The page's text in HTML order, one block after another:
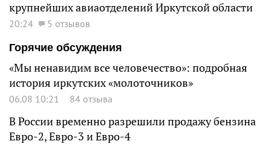
крупнейших авиаотделений Иркутской области
20:24
5 отзывов
Горячие обсуждения
«Мы ненавидим все человечество»: подробная
история иркутских «молоточников»
06.08 10:21 84 отзыва
В России временно разрешили продажу бензина
Евро-2, Евро-3 и Евро-4